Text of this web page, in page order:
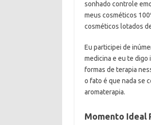
sonhado controle
meus cosméticos
cosméticos lotados
Eu participei de
medicina e eu te digo
formas de terapia
o fato é que nada se
aromaterapia.
Momento Ideal